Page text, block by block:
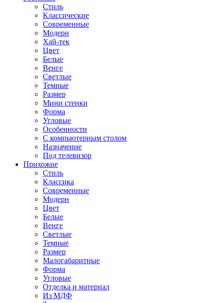
Стиль
Классические
Современные
Модерн
Хай-тек
Цвет
Белые
Венге
Светлые
Темные
Размер
Мини стенки
Форма
Угловые
Особенности
С компьютерным столом
Назначение
Под телевизор
Прихожие
Стиль
Классика
Современные
Модерн
Цвет
Белые
Венге
Светлые
Темные
Размер
Малогабаритные
Форма
Угловые
Отделка и материал
Из МДФ